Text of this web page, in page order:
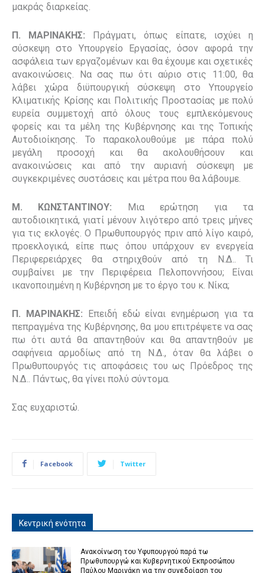
μακράς διαρκείας.
Π. ΜΑΡΙΝΑΚΗΣ: Πράγματι, όπως είπατε, ισχύει η
σύσκεψη στο Υπουργείο Εργασίας, όσον αφορά την
ασφάλεια των εργαζομένων και θα έχουμε και σχετικές
ανακοινώσεις. Να σας πω ότι αύριο στις 11:00, θα
λάβει χώρα διϋπουργική σύσκεψη στο Υπουργείο
Κλιματικής Κρίσης και Πολιτικής Προστασίας με πολύ
ευρεία συμμετοχή από όλους τους εμπλεκόμενους
φορείς και τα μέλη της Κυβέρνησης και της Τοπικής
Αυτοδιοίκησης. Το παρακολουθούμε με πάρα πολύ
μεγάλη προσοχή και θα ακολουθήσουν και
ανακοινώσεις και από την αυριανή σύσκεψη με
συγκεκριμένες συστάσεις και μέτρα που θα λάβουμε.
Μ. ΚΩΝΣΤΑΝΤΙΝΟΥ: Μια ερώτηση για τα
αυτοδιοικητικά, γιατί μένουν λιγότερο από τρεις μήνες
για τις εκλογές. Ο Πρωθυπουργός πριν από λίγο καιρό,
προεκλογικά, είπε πως όπου υπάρχουν εν ενεργεία
Περιφερειάρχες θα στηριχθούν από τη Ν.Δ.. Τι
συμβαίνει με την Περιφέρεια Πελοποννήσου; Είναι
ικανοποιημένη η Κυβέρνηση με το έργο του κ. Νίκα;
Π. ΜΑΡΙΝΑΚΗΣ: Επειδή εδώ είναι ενημέρωση για τα
πεπραγμένα της Κυβέρνησης, θα μου επιτρέψετε να σας
πω ότι αυτά θα απαντηθούν και θα απαντηθούν με
σαφήνεια αρμοδίως από τη Ν.Δ., όταν θα λάβει ο
Πρωθυπουργός τις αποφάσεις του ως Πρόεδρος της
Ν.Δ.. Πάντως, θα γίνει πολύ σύντομα.
Σας ευχαριστώ.
Facebook Twitter
Κεντρική ενότητα
Ανακοίνωση του Υφυπουργού παρά τω
Πρωθυπουργώ και Κυβερνητικού Εκπροσώπου
Παύλου Μαρινάκη για την συνεδρίαση του